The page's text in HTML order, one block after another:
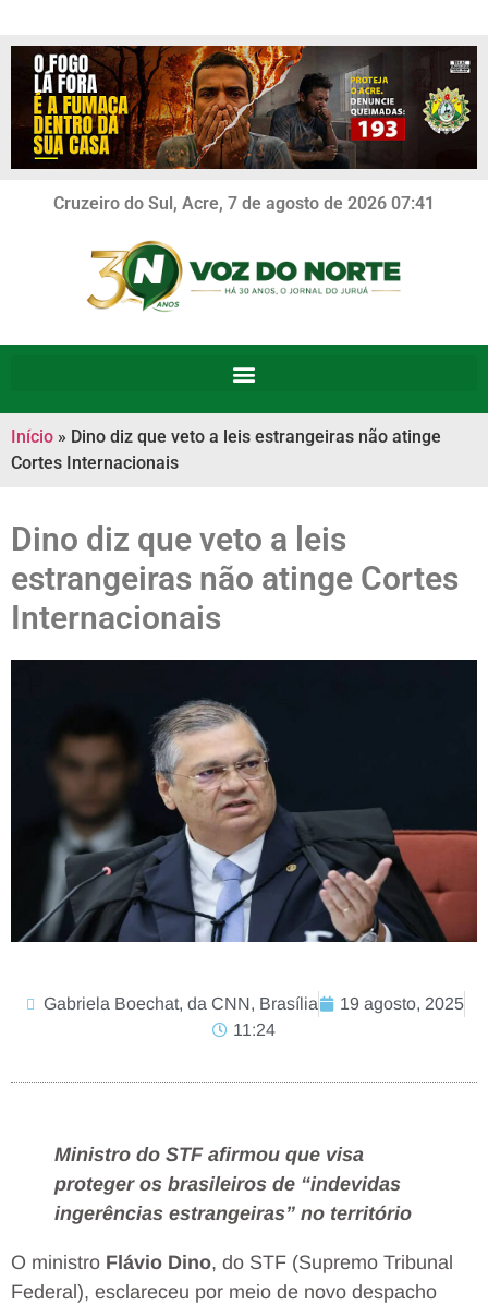
Cruzeiro do Sul, Acre, 7 de agosto de 2026 07:41
Início » Dino diz que veto a leis estrangeiras não atinge
Cortes Internacionais
Dino diz que veto a leis
estrangeiras não atinge Cortes
Internacionais
Gabriela Boechat, da CNN, Brasília
19 agosto, 2025
11:24
Ministro do STF afirmou que visa
proteger os brasileiros de “indevidas
ingerências estrangeiras” no território
O ministro Flávio Dino, do STF (Supremo Tribunal
Federal), esclareceu por meio de novo despacho